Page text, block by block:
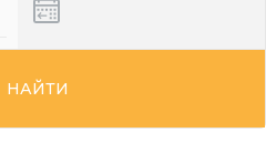
НАЙТИ